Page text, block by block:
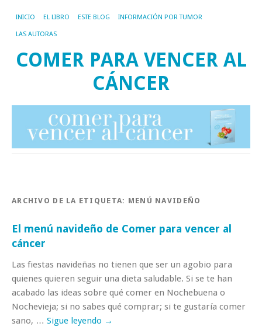
INICIO EL LIBRO ESTE BLOG INFORMACIÓN POR TUMOR
LAS AUTORAS
COMER PARA VENCER AL
CÁNCER
ARCHIVO DE LA ETIQUETA: MENÚ NAVIDEÑO
El menú navideño de Comer para vencer al
cáncer
Las fiestas navideñas no tienen que ser un agobio para
quienes quieren seguir una dieta saludable. Si se te han
acabado las ideas sobre qué comer en Nochebuena o
Nochevieja; si no sabes qué comprar; si te gustaría comer
sano, … Sigue leyendo →